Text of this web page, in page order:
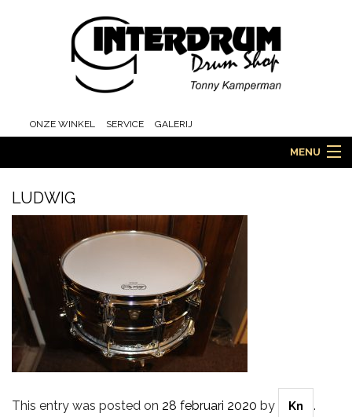
ONZE WINKEL SERVICE GALERIJ
MENU
DRUMS
ORCHESTRA EN MARCHING
CYMBALS
LUDWIG
This entry was posted on 28 februari 2020 by Kn .